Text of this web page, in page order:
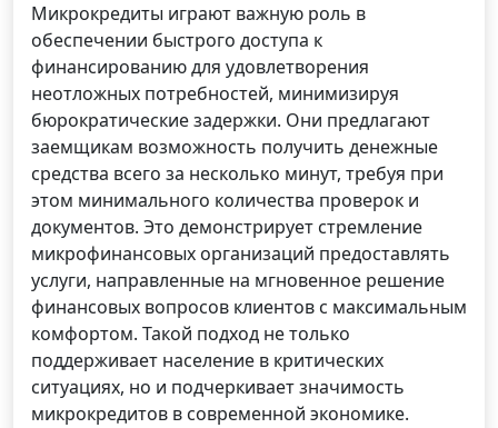
Микрокредиты играют важную роль в
обеспечении быстрого доступа к
финансированию для удовлетворения
неотложных потребностей, минимизируя
бюрократические задержки. Они предлагают
заемщикам возможность получить денежные
средства всего за несколько минут, требуя при
этом минимального количества проверок и
документов. Это демонстрирует стремление
микрофинансовых организаций предоставлять
услуги, направленные на мгновенное решение
финансовых вопросов клиентов с максимальным
комфортом. Такой подход не только
поддерживает население в критических
ситуациях, но и подчеркивает значимость
микрокредитов в современной экономике.